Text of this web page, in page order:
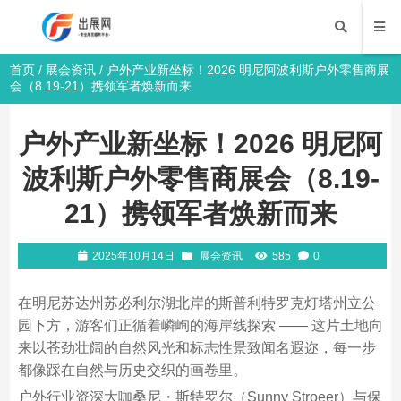
首页 / 展会资讯 / 户外产业新坐标！2026 明尼阿波利斯户外零售商展
会（8.19-21）携领军者焕新而来
户外产业新坐标！2026 明尼阿
波利斯户外零售商展会（8.19-
21）携领军者焕新而来
2025年10月14日 展会资讯 585 0
在明尼苏达州苏必利尔湖北岸的斯普利特罗克灯塔州立公
园下方，游客们正循着嶙峋的海岸线探索 —— 这片土地向
来以苍劲壮阔的自然风光和标志性景致闻名遐迩，每一步
都像踩在自然与历史交织的画卷里。​
户外行业资深大咖桑尼・斯特罗尔（Sunny Stroeer）与保